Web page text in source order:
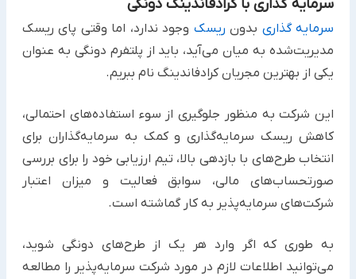
سرمایه گذاری با کرادفاندینگ دونگی
سرمایه گذاری بدون ریسک وجود ندارد، اما وقتی پای ریسک
مدیریت‌شده به میان می‌آید، باید از پلتفرم دونگی به عنوان
یکی ‏از بهترین مجریان کرادفاندینگ نام ببریم. ‏
این شرکت به منظور جلوگیری از سوء استفاده‌های احتمالی،
کاهش ریسک سرمایه‌گذاری و کمک به سرمایه‌گذاران برای
‏انتخاب طرح‌های با بازدهی بالا، تیم ارزیابی خود را برای بررسی
صورتحساب‌های مالی، سوابق فعالیت و میزان اعتبار
‏شرکت‌های سرمایه‌پذیر به کار گماشته است.‏
به طوری که اگر وارد هر یک از طرح‌های دونگی شوید،
می‌توانید اطلاعات لازم در مورد شرکت سرمایه‌پذیر را مطالعه